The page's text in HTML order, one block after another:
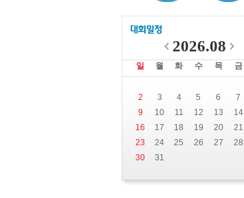
2026.08
일 월 화 수 목 금
2
3 4 5 6 7
9
10 11 12 13 14
16
17 18 19 20 21
23
24 25 26 27 28
30
31